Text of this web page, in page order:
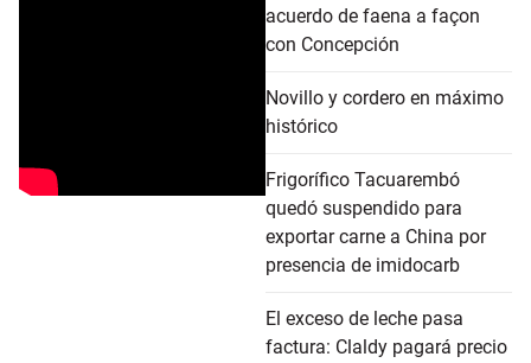
acuerdo de faena a façon
con Concepción
Novillo y cordero en máximo
histórico
Frigorífico Tacuarembó
quedó suspendido para
exportar carne a China por
presencia de imidocarb
El exceso de leche pasa
factura: Claldy pagará precio